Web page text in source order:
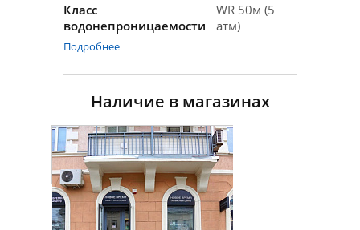
Класс
водонепроницаемости
WR 50м (5
атм)
Подробнее
Наличие в магазинах